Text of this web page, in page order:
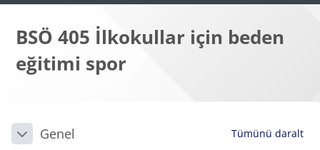
BSÖ 405 İlkokullar için beden
eğitimi spor
Bloklar
Bölüm anahatları
DaraltGenel Tümünü daralt